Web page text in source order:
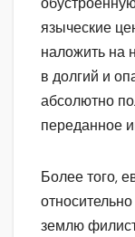
языческие
наложить на
в долгий и
абсолютно
переданное
Более того,
землю